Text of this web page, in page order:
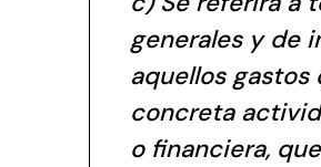
generales y de
aquellos
concreta
o financiera,